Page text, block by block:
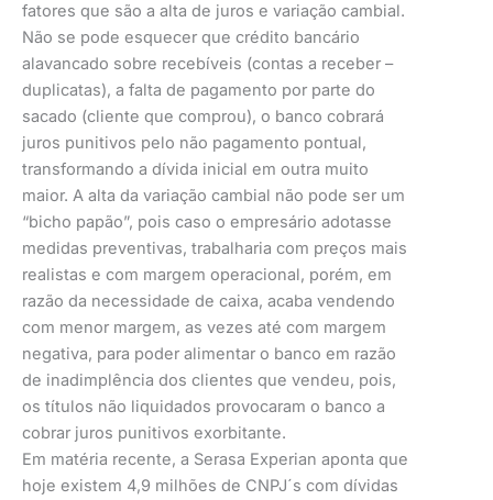
fatores que são a alta de juros e variação cambial.
Não se pode esquecer que crédito bancário
alavancado sobre recebíveis (contas a receber –
duplicatas), a falta de pagamento por parte do
sacado (cliente que comprou), o banco cobrará
juros punitivos pelo não pagamento pontual,
transformando a dívida inicial em outra muito
maior. A alta da variação cambial não pode ser um
“bicho papão”, pois caso o empresário adotasse
medidas preventivas, trabalharia com preços mais
realistas e com margem operacional, porém, em
razão da necessidade de caixa, acaba vendendo
com menor margem, as vezes até com margem
negativa, para poder alimentar o banco em razão
de inadimplência dos clientes que vendeu, pois,
os títulos não liquidados provocaram o banco a
cobrar juros punitivos exorbitante.
Em matéria recente, a Serasa Experian aponta que
hoje existem 4,9 milhões de CNPJ´s com dívidas